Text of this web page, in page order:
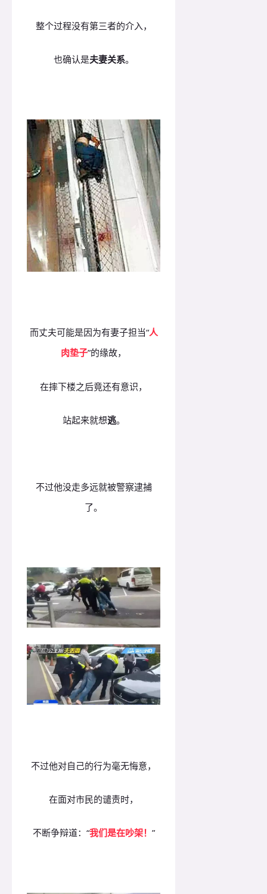
整个过程没有第三者的介入，
也确认是夫妻关系。
而丈夫可能是因为有妻子担当“人
肉垫子”的缘故，
在摔下楼之后竟还有意识，
站起来就想逃。
不过他没走多远就被警察逮捕
了。
不过他对自己的行为毫无悔意，
在面对市民的谴责时，
不断争辩道：“我们是在吵架！ ”